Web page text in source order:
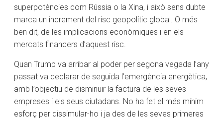
superpotències com Rússia o la Xina, i això sens dubte
marca un increment del risc geopolític global. O més
ben dit, de les implicacions econòmiques i en els
mercats financers d’aquest risc.
Quan Trump va arribar al poder per segona vegada l’any
passat va declarar de seguida l’emergència energètica,
amb l’objectiu de disminuir la factura de les seves
empreses i els seus ciutadans. No ha fet el més mínim
esforç per dissimular-ho i ja des de les seves primeres